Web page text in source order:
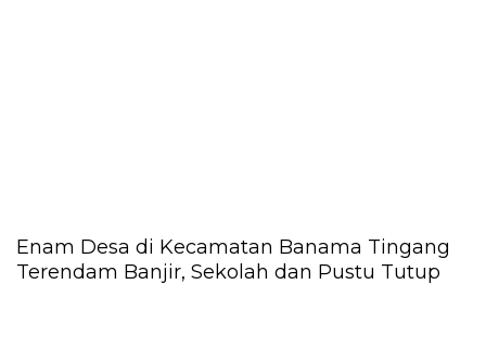
Enam Desa di Kecamatan Banama Tingang
Terendam Banjir, Sekolah dan Pustu Tutup